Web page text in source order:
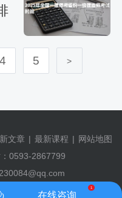
4 5 >
文章 | 最新课程 | 网站地图
0593-2867799
备2024057071号-1
在线咨询
1